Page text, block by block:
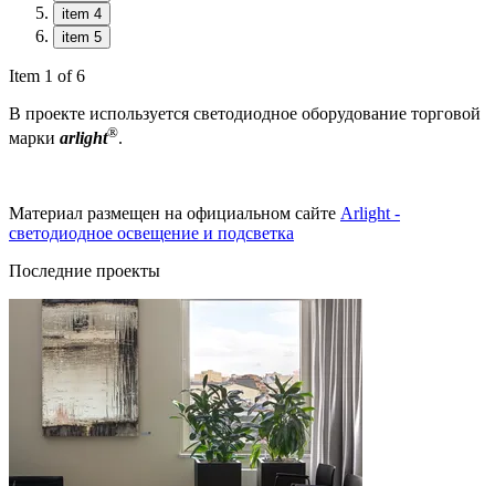
item 4
item 5
Item 1 of 6
В проекте используется светодиодное оборудование торговой
марки arlight®.
Материал размещен на официальном сайте Arlight -
светодиодное освещение и подсветка
Последние проекты